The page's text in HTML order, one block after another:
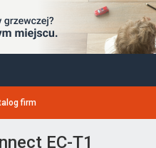
firm
EC-T1